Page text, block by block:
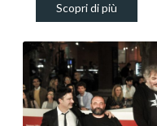
Scopri di più